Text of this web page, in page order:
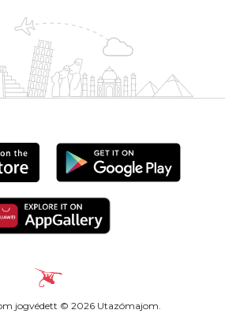
jogvédett © 2026 Utazómajom.